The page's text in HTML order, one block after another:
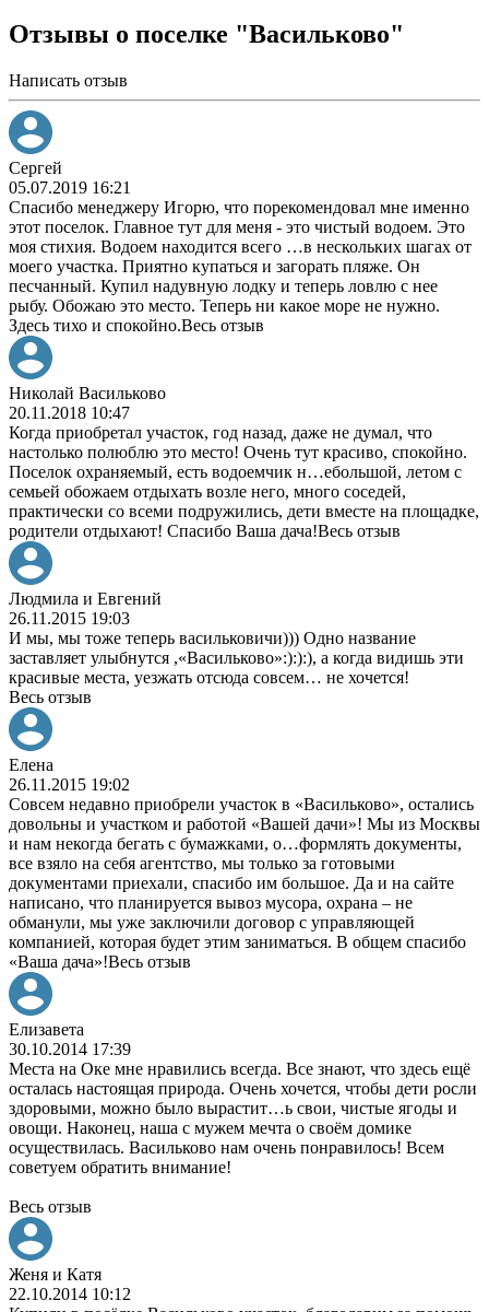
Отзывы о поселке "Васильково"
Написать отзыв
Сергей
05.07.2019 16:21
Спасибо менеджеру Игорю, что порекомендовал мне именно
этот поселок. Главное тут для меня - это чистый водоем. Это
моя стихия. Водоем находится всего …в нескольких шагах от
моего участка. Приятно купаться и загорать пляже. Он
песчанный. Купил надувную лодку и теперь ловлю с нее
рыбу. Обожаю это место. Теперь ни какое море не нужно.
Здесь тихо и спокойно.Весь отзыв
Николай Васильково
20.11.2018 10:47
Когда приобретал участок, год назад, даже не думал, что
настолько полюблю это место! Очень тут красиво, спокойно.
Поселок охраняемый, есть водоемчик н…ебольшой, летом с
семьей обожаем отдыхать возле него, много соседей,
практически со всеми подружились, дети вместе на площадке,
родители отдыхают! Спасибо Ваша дача!Весь отзыв
Людмила и Евгений
26.11.2015 19:03
И мы, мы тоже теперь васильковичи))) Одно название
заставляет улыбнутся ,«Васильково»:):):), а когда видишь эти
красивые места, уезжать отсюда совсем… не хочется!
Весь отзыв
Елена
26.11.2015 19:02
Совсем недавно приобрели участок в «Васильково», остались
довольны и участком и работой «Вашей дачи»! Мы из Москвы
и нам некогда бегать с бумажками, о…формлять документы,
все взяло на себя агентство, мы только за готовыми
документами приехали, спасибо им большое. Да и на сайте
написано, что планируется вывоз мусора, охрана – не
обманули, мы уже заключили договор с управляющей
компанией, которая будет этим заниматься. В общем спасибо
«Ваша дача»!Весь отзыв
Елизавета
30.10.2014 17:39
Места на Оке мне нравились всегда. Все знают, что здесь ещё
осталась настоящая природа. Очень хочется, чтобы дети росли
здоровыми, можно было вырастит…ь свои, чистые ягоды и
овощи. Наконец, наша с мужем мечта о своём домике
осуществилась. Васильково нам очень понравилось! Всем
советуем обратить внимание!
Весь отзыв
Женя и Катя
22.10.2014 10:12